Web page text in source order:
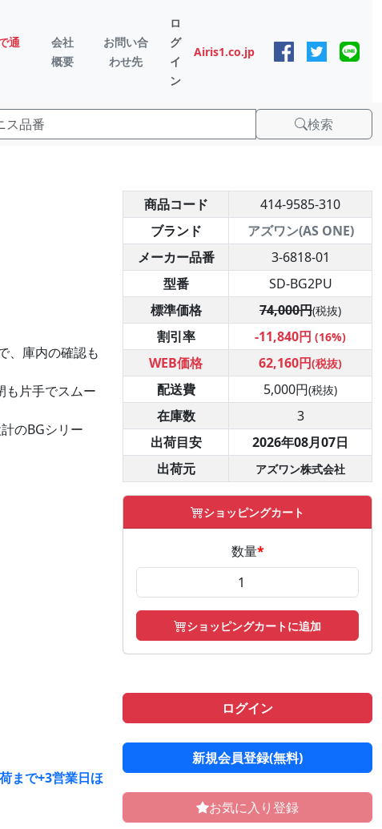
通
会社
概要
お問い合
わせ先
ロ
グ
イ
ン
Airis1.co.jp
検索
、庫内の確認も
も片手でスムー
のBGシリー
まで+3営業日ほ
商品コード
414-9585-310
ブランド
アズワン(AS ONE)
メーカー品番
3-6818-01
型番
SD-BG2PU
標準価格
74,000円(税抜)
割引率 -11,840円 (16%)
WEB価格 62,160円(税抜)
配送費 5,000円(税抜)
在庫数
3
出荷目安
2026年08月07日
出荷元
アズワン株式会社
ショッピングカート
数量*
ショッピングカートに追加
ログイン
新規会員登録(無料)
お気に入り登録